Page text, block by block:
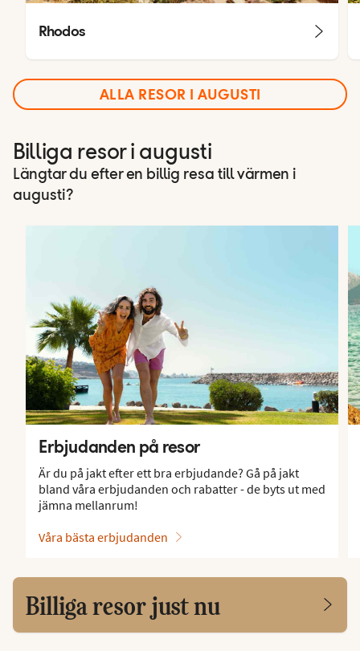
Rhodos
ALLA RESOR I AUGUSTI
Billiga resor i augusti
Längtar du efter en billig resa till värmen i
augusti?
Erbjudanden på resor
Är du på jakt efter ett bra erbjudande? Gå på jakt
bland våra erbjudanden och rabatter - de byts ut med
jämna mellanrum!
Våra bästa erbjudanden
Billiga resor just nu